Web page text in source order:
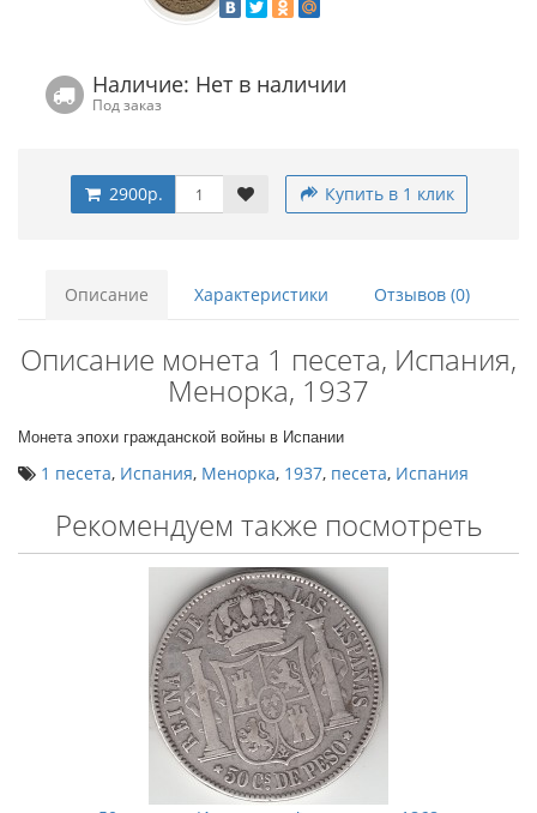
Наличие: Нет в наличии
Под заказ
2900р. Купить в 1 клик
Описание Характеристики Отзывов (0)
Описание монета 1 песета, Испания,
Менорка, 1937
Монета эпохи гражданской войны в Испании
1 песета, Испания, Менорка, 1937, песета, Испания
Рекомендуем также посмотреть